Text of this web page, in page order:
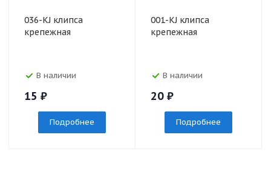
036-KJ клипса
крепежная
В наличии
15 ₽
Подробнее
001-KJ клипса
крепежная
В наличии
20 ₽
Подробнее